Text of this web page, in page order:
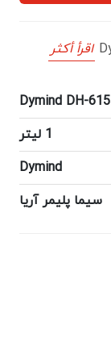
اقرأ أكثر
Dymind DH-615
1 لیتر
Dymind
سیما پلیمر آریا